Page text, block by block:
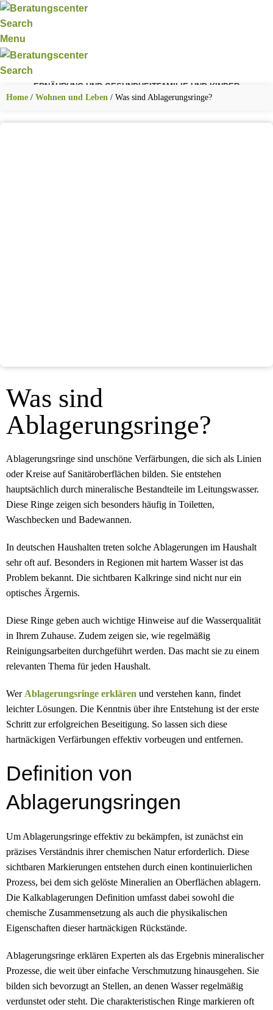
Search
Menu
Search
ERNÄHRUNG UND GESUNDHEITFAMILIE UND KINDER
FITNESS UND SPORT KARRIERE UND BERUFTECHNIK UND DIGITALES
WOHNEN UND LEBEN
Home / Wohnen und Leben / Was sind Ablagerungsringe?
Was sind
Ablagerungsringe?
Ablagerungsringe sind unschöne Verfärbungen, die sich als Linien
oder Kreise auf Sanitäroberflächen bilden. Sie entstehen
hauptsächlich durch mineralische Bestandteile im Leitungswasser.
Diese Ringe zeigen sich besonders häufig in Toiletten,
Waschbecken und Badewannen.
In deutschen Haushalten treten solche Ablagerungen im Haushalt
sehr oft auf. Besonders in Regionen mit hartem Wasser ist das
Problem bekannt. Die sichtbaren Kalkringe sind nicht nur ein
optisches Ärgernis.
Diese Ringe geben auch wichtige Hinweise auf die Wasserqualität
in Ihrem Zuhause. Zudem zeigen sie, wie regelmäßig
Reinigungsarbeiten durchgeführt werden. Das macht sie zu einem
relevanten Thema für jeden Haushalt.
Wer Ablagerungsringe erklären und verstehen kann, findet
leichter Lösungen. Die Kenntnis über ihre Entstehung ist der erste
Schritt zur erfolgreichen Beseitigung. So lassen sich diese
hartnäckigen Verfärbungen effektiv vorbeugen und entfernen.
Definition von
Ablagerungsringen
Um Ablagerungsringe effektiv zu bekämpfen, ist zunächst ein
präzises Verständnis ihrer chemischen Natur erforderlich. Diese
sichtbaren Markierungen entstehen durch einen kontinuierlichen
Prozess, bei dem sich gelöste Mineralien an Oberflächen ablagern.
Die Kalkablagerungen Definition umfasst dabei sowohl die
chemische Zusammensetzung als auch die physikalischen
Eigenschaften dieser hartnäckigen Rückstände.
Ablagerungsringe erklären Experten als das Ergebnis mineralischer
Prozesse, die weit über einfache Verschmutzung hinausgehen. Sie
bilden sich bevorzugt an Stellen, an denen Wasser regelmäßig
verdunstet oder steht. Die charakteristischen Ringe markieren oft